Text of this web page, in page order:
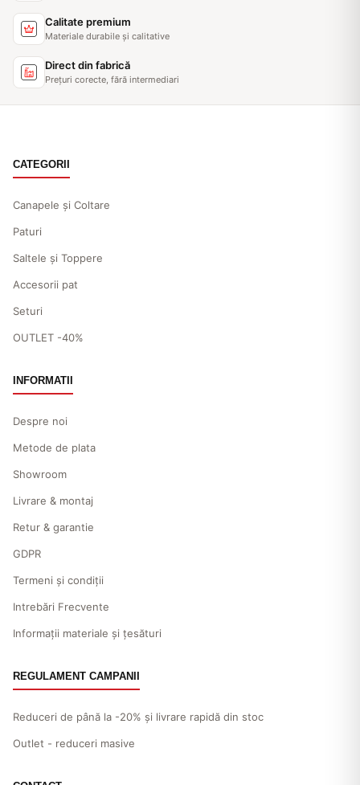
Calitate premium
Materiale durabile și calitative
Direct din fabrică
Prețuri corecte, fără intermediari
CATEGORII
Canapele și Coltare
Paturi
Saltele și Toppere
Accesorii pat
Seturi
OUTLET -40%
INFORMATII
Despre noi
Metode de plata
Showroom
Livrare & montaj
Retur & garantie
GDPR
Termeni și condiții
Intrebări Frecvente
Informații materiale și țesături
REGULAMENT CAMPANII
Reduceri de până la -20% și livrare rapidă din stoc
Outlet - reduceri masive